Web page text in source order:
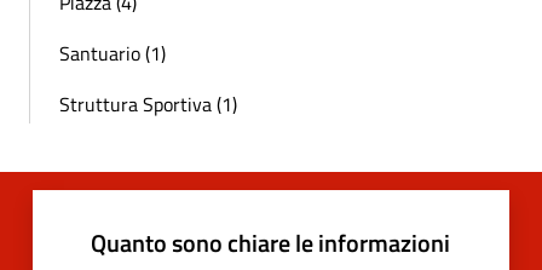
Santuario (1)
Struttura Sportiva (1)
Quanto sono chiare le informazioni